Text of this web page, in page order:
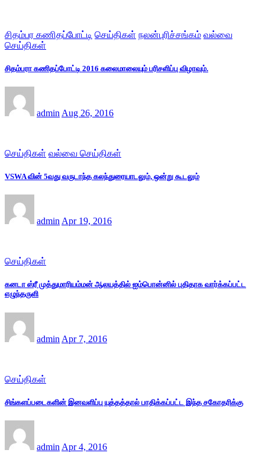
சிதம்பர கணிதப்போட்டி செய்திகள் நலன்புரிச்சங்கம் வல்வை
செய்திகள்
சிதம்பரா கணிதப்போட்டி 2016 கலைமாலையும் பரிசளிப்பு விழாவும்.
admin Aug 26, 2016
செய்திகள் வல்வை செய்திகள்
VSWA வின் 5வது வருடாந்த கலந்துரையாடலும், ஒன்று கூடலும்
admin Apr 19, 2016
செய்திகள்
கனடா ஸ்ரீ முத்துமாரியம்மன் ஆலயத்தில் ஐம்பொன்னில் புதிதாக வார்க்கப்பட்ட
எழுந்தருளி
admin Apr 7, 2016
செய்திகள்
சிங்களப்படைகளின் இனவளிப்பு யுத்தத்தால் பாதிக்கப்பட்ட இந்த சகோதரிக்கு
admin Apr 4, 2016